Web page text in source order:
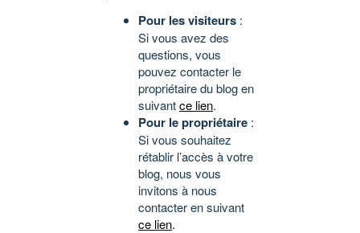
Pour les visiteurs :
Si vous avez des
questions, vous
pouvez contacter le
propriétaire du blog en
suivantce lien.
Pour le propriétaire :
Si vous souhaitez
rétablir l’accès à votre
blog, nous vous
invitons à nous
contacter en suivant
ce lien.